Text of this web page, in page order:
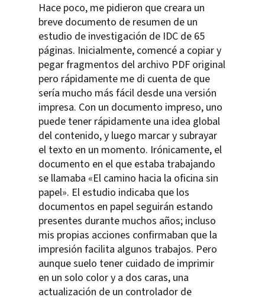
Hace poco, me pidieron que creara un
breve documento de resumen de un
estudio de investigación de IDC de 65
páginas. Inicialmente, comencé a copiar y
pegar fragmentos del archivo PDF original
pero rápidamente me di cuenta de que
sería mucho más fácil desde una versión
impresa. Con un documento impreso, uno
puede tener rápidamente una idea global
del contenido, y luego marcar y subrayar
el texto en un momento. Irónicamente, el
documento en el que estaba trabajando
se llamaba «El camino hacia la oficina sin
papel». El estudio indicaba que los
documentos en papel seguirán estando
presentes durante muchos años; incluso
mis propias acciones confirmaban que la
impresión facilita algunos trabajos. Pero
aunque suelo tener cuidado de imprimir
en un solo color y a dos caras, una
actualización de un controlador de